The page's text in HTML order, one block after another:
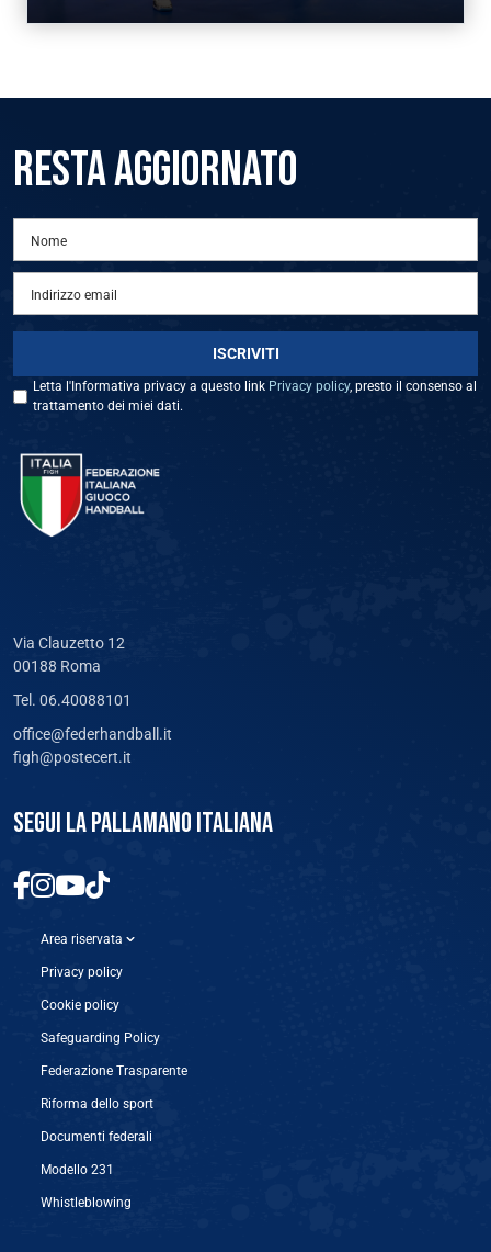
RESTA AGGIORNATO
Letta l'Informativa privacy a questo link Privacy policy, presto il consenso al
trattamento dei miei dati.
Via Clauzetto 12
00188 Roma
Tel. 06.40088101
office@federhandball.it
figh@postecert.it
SEGUI LA PALLAMANO ITALIANA
Area riservata
Privacy policy
Cookie policy
Safeguarding Policy
Federazione Trasparente
Riforma dello sport
Documenti federali
Modello 231
Whistleblowing